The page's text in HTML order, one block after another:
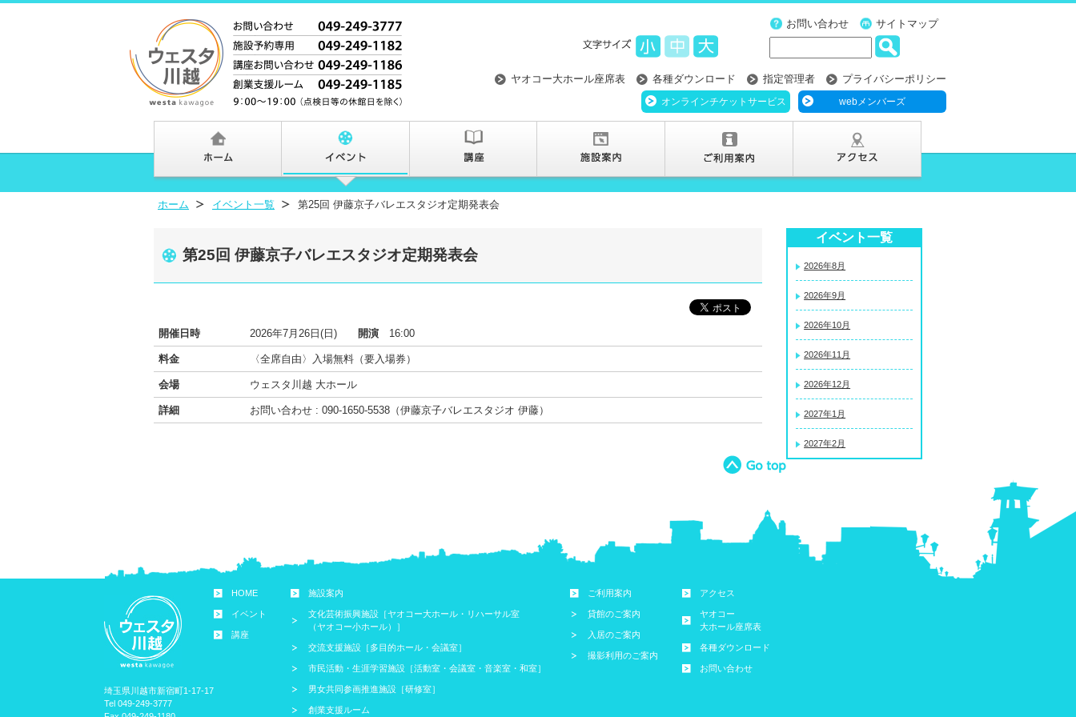
お問い合わせ サイトマップ
ヤオコー大ホール座席表 各種ダウンロード 指定管理者 プライバシーポリシー
オンラインチケットサービス webメンバーズ
ホーム イベント一覧 第25回 伊藤京子バレエスタジオ定期発表会
イベント一覧
2026年8月
2026年9月
2026年10月
2026年11月
2026年12月
2027年1月
2027年2月
第25回 伊藤京子バレエスタジオ定期発表会
開催日時 2026年7月26日(日) 開演 16:00
料金 〈全席自由〉入場無料（要入場券）
会場 ウェスタ川越 大ホール
詳細 お問い合わせ : 090-1650-5538（伊藤京子バレエスタジオ 伊藤）
埼玉県川越市新宿町1-17-17
Tel 049-249-3777
HOME
イベント
講座
施設案内
文化芸術振興施設［ヤオコー大ホール・リハーサル室
（ヤオコー小ホール）］
交流支援施設［多目的ホール・会議室］
市民活動・生涯学習施設［活動室・会議室・音楽室・和室］
男女共同参画推進施設［研修室］
創業支援ルーム
ご利用案内
貸館のご案内
入居のご案内
撮影利用のご案内
アクセス
ヤオコー
大ホール座席表
各種ダウンロード
お問い合わせ